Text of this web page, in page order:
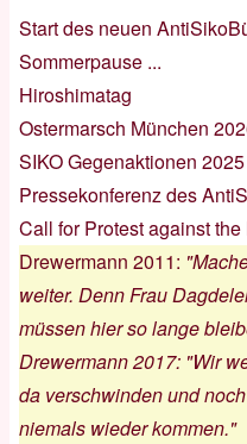
Start des neuen
Sommerpause ...
Hiroshimatag
Ostermarsch München
SIKO Gegenaktionen 2025
Pressekonferenz des
Call for Protest against
Drewermann 2011:
weiter. Denn Frau
müssen hier so lange
Drewermann 2017: "Wir
da verschwinden und
niemals wieder kommen."